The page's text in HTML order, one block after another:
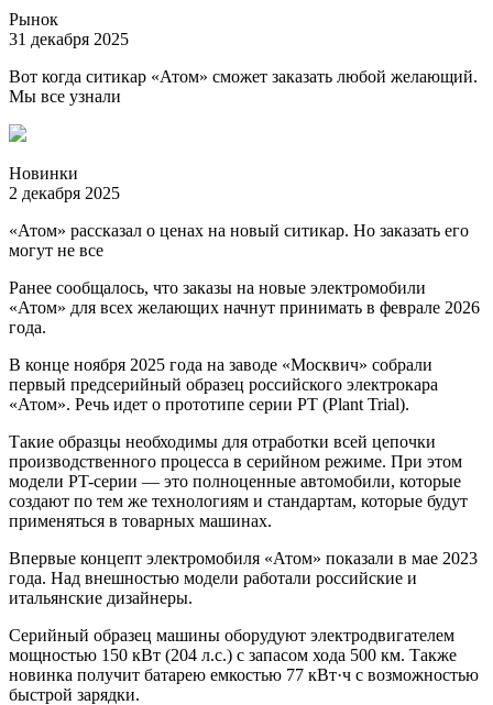
Рынок
31 декабря 2025
Вот когда ситикар «Атом» сможет заказать любой желающий.
Мы все узнали
Новинки
2 декабря 2025
«Атом» рассказал о ценах на новый ситикар. Но заказать его
могут не все
Ранее сообщалось, что заказы на новые электромобили
«Атом» для всех желающих начнут принимать в феврале 2026
года.
В конце ноября 2025 года на заводе «Москвич» собрали
первый предсерийный образец российского электрокара
«Атом». Речь идет о прототипе серии PT (Plant Trial).
Такие образцы необходимы для отработки всей цепочки
производственного процесса в серийном режиме. При этом
модели PT-серии — это полноценные автомобили, которые
создают по тем же технологиям и стандартам, которые будут
применяться в товарных машинах.
Впервые концепт электромобиля «Атом» показали в мае 2023
года. Над внешностью модели работали российские и
итальянские дизайнеры.
Серийный образец машины оборудуют электродвигателем
мощностью 150 кВт (204 л.с.) с запасом хода 500 км. Также
новинка получит батарею емкостью 77 кВт·ч с возможностью
быстрой зарядки.